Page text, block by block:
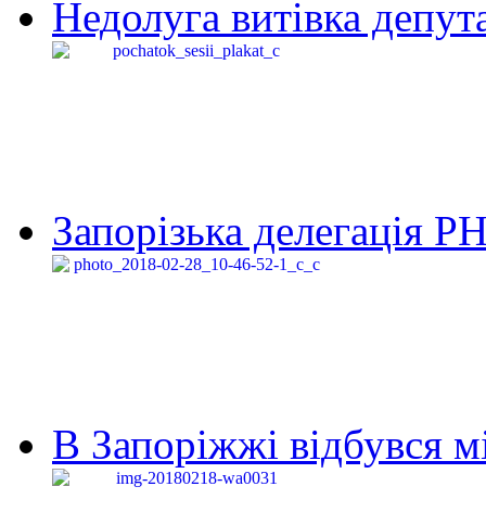
Недолуга витівка
Запорізька делегація
В Запоріжжі відбувся